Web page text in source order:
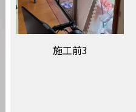
施工前3